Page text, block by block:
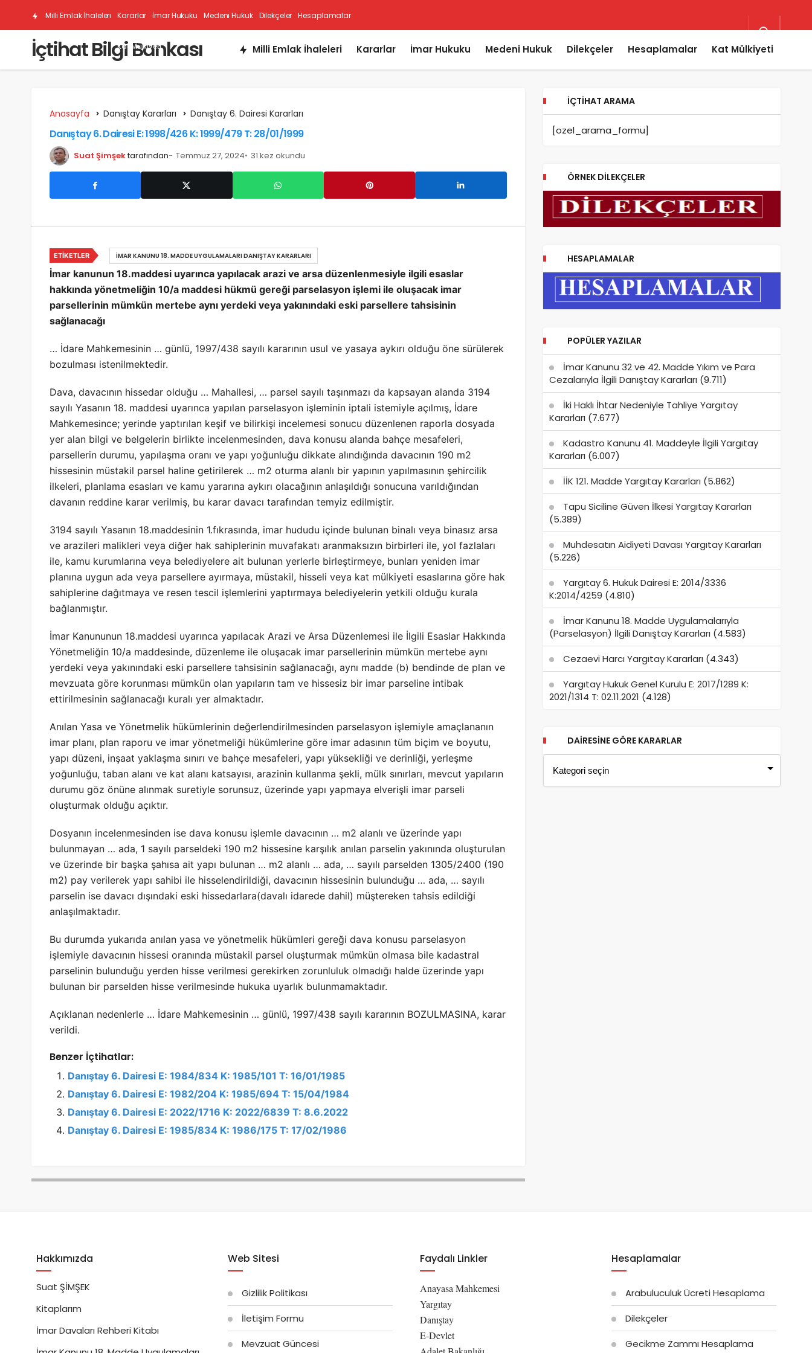
Milli Emlak İhaleleri Kararlar İmar Hukuku Medeni Hukuk Dilekçeler Hesaplamalar
Kat Mülkiyeti
İçtihat Bilgi Bankası Milli Emlak İhaleleri Kararlar İmar Hukuku Medeni Hukuk Dilekçeler Hesaplamalar Kat Mülkiyeti
Anasayfa Danıştay Kararları Danıştay 6. Dairesi Kararları
Danıştay 6. Dairesi E: 1998/426 K: 1999/479 T: 28/01/1999
Suat Şimşektarafından Temmuz 27, 2024 31 kez okundu
İmar kanunun 18.maddesi uyarınca yapılacak arazi ve arsa düzenlenmesiyle ilgili esaslar
hakkında yönetmeliğin 10/a maddesi hükmü gereği parselasyon işlemi ile oluşacak imar
parsellerinin mümkün mertebe aynı yerdeki veya yakınındaki eski parsellere tahsisinin
sağlanacağı
… İdare Mahkemesinin … günlü, 1997/438 sayılı kararının usul ve yasaya aykırı olduğu öne sürülerek
bozulması istenilmektedir.
Dava, davacının hissedar olduğu … Mahallesi, … parsel sayılı taşınmazı da kapsayan alanda 3194
sayılı Yasanın 18. maddesi uyarınca yapılan parselasyon işleminin iptali istemiyle açılmış, İdare
Mahkemesince; yerinde yaptırılan keşif ve bilirkişi incelemesi sonucu düzenlenen raporla dosyada
yer alan bilgi ve belgelerin birlikte incelenmesinden, dava konusu alanda bahçe mesafeleri,
parsellerin durumu, yapılaşma oranı ve yapı yoğunluğu dikkate alındığında davacının 190 m2
hissesinin müstakil parsel haline getirilerek … m2 oturma alanlı bir yapının yapılmasının şehircilik
ilkeleri, planlama esasları ve kamu yararına aykırı olacağının anlaşıldığı sonucuna varıldığından
davanın reddine karar verilmiş, bu karar davacı tarafından temyiz edilmiştir.
3194 sayılı Yasanın 18.maddesinin 1.fıkrasında, imar hududu içinde bulunan binalı veya binasız arsa
ve arazileri malikleri veya diğer hak sahiplerinin muvafakatı aranmaksızın birbirleri ile, yol fazlaları
ile, kamu kurumlarına veya belediyelere ait bulunan yerlerle birleştirmeye, bunları yeniden imar
planına uygun ada veya parsellere ayırmaya, müstakil, hisseli veya kat mülkiyeti esaslarına göre hak
sahiplerine dağıtmaya ve resen tescil işlemlerini yaptırmaya belediyelerin yetkili olduğu kurala
bağlanmıştır.
İmar Kanununun 18.maddesi uyarınca yapılacak Arazi ve Arsa Düzenlemesi ile İlgili Esaslar Hakkında
Yönetmeliğin 10/a maddesinde, düzenleme ile oluşacak imar parsellerinin mümkün mertebe aynı
yerdeki veya yakınındaki eski parsellere tahsisinin sağlanacağı, aynı madde (b) bendinde de plan ve
mevzuata göre korunması mümkün olan yapıların tam ve hissesiz bir imar parseline intibak
ettirilmesinin sağlanacağı kuralı yer almaktadır.
Anılan Yasa ve Yönetmelik hükümlerinin değerlendirilmesinden parselasyon işlemiyle amaçlananın
imar planı, plan raporu ve imar yönetmeliği hükümlerine göre imar adasının tüm biçim ve boyutu,
yapı düzeni, inşaat yaklaşma sınırı ve bahçe mesafeleri, yapı yüksekliği ve derinliği, yerleşme
yoğunluğu, taban alanı ve kat alanı katsayısı, arazinin kullanma şekli, mülk sınırları, mevcut yapıların
durumu göz önüne alınmak suretiyle sorunsuz, üzerinde yapı yapmaya elverişli imar parseli
oluşturmak olduğu açıktır.
Dosyanın incelenmesinden ise dava konusu işlemle davacının … m2 alanlı ve üzerinde yapı
bulunmayan … ada, 1 sayılı parseldeki 190 m2 hissesine karşılık anılan parselin yakınında oluşturulan
ve üzerinde bir başka şahısa ait yapı bulunan … m2 alanlı … ada, … sayılı parselden 1305/2400 (190
m2) pay verilerek yapı sahibi ile hisselendirildiği, davacının hissesinin bulunduğu … ada, … sayılı
parselin ise davacı dışındaki eski hissedarlara(davalı idarede dahil) müştereken tahsis edildiği
anlaşılmaktadır.
Bu durumda yukarıda anılan yasa ve yönetmelik hükümleri gereği dava konusu parselasyon
işlemiyle davacının hissesi oranında müstakil parsel oluşturmak mümkün olmasa bile kadastral
parselinin bulunduğu yerden hisse verilmesi gerekirken zorunluluk olmadığı halde üzerinde yapı
bulunan bir parselden hisse verilmesinde hukuka uyarlık bulunmamaktadır.
Açıklanan nedenlerle … İdare Mahkemesinin … günlü, 1997/438 sayılı kararının BOZULMASINA, karar
verildi.
Benzer İçtihatlar:
Danıştay 6. Dairesi E: 1984/834 K: 1985/101 T: 16/01/1985
Danıştay 6. Dairesi E: 1982/204 K: 1985/694 T: 15/04/1984
Danıştay 6. Dairesi E: 2022/1716 K: 2022/6839 T: 8.6.2022
Danıştay 6. Dairesi E: 1985/834 K: 1986/175 T: 17/02/1986
ETIKETLER İMAR KANUNU 18. MADDE UYGULAMALARI DANIŞTAY KARARLARI
İÇTIHAT ARAMA
[ozel_arama_formu]
ÖRNEK DILEKÇELER
HESAPLAMALAR
POPÜLER YAZILAR
İmar Kanunu 32 ve 42. Madde Yıkım ve Para
Cezalarıyla İlgili Danıştay Kararları (9.711)
İki Haklı İhtar Nedeniyle Tahliye Yargıtay
Kararları (7.677)
Kadastro Kanunu 41. Maddeyle İlgili Yargıtay
Kararları (6.007)
İİK 121. Madde Yargıtay Kararları (5.862)
Tapu Siciline Güven İlkesi Yargıtay Kararları
(5.389)
Muhdesatın Aidiyeti Davası Yargıtay Kararları
(5.226)
Yargıtay 6. Hukuk Dairesi E: 2014/3336
K:2014/4259 (4.810)
İmar Kanunu 18. Madde Uygulamalarıyla
(Parselasyon) İlgili Danıştay Kararları (4.583)
Cezaevi Harcı Yargıtay Kararları (4.343)
Yargıtay Hukuk Genel Kurulu E: 2017/1289 K:
2021/1314 T: 02.11.2021 (4.128)
DAIRESINE GÖRE KARARLAR
Hakkımızda
Suat ŞİMŞEK
Kitaplarım
İmar Davaları Rehberi Kitabı
Web Sitesi
Gizlilik Politikası
İletişim Formu
Mevzuat Güncesi
Faydalı Linkler
Anayasa Mahkemesi
Yargıtay
Danıştay
E-Devlet
Hesaplamalar
Arabuluculuk Ücreti Hesaplama
Dilekçeler
Gecikme Zammı Hesaplama